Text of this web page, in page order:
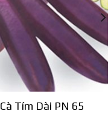
Cà Tím Dài PN 65